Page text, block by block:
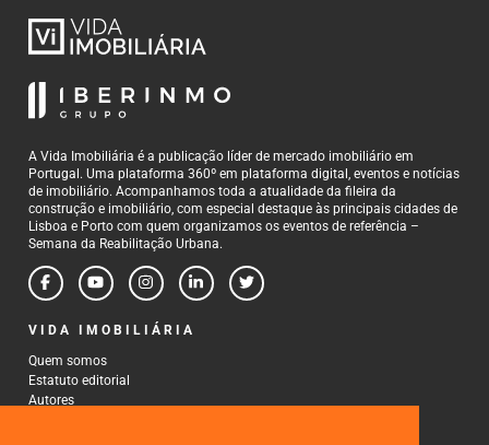
A Vida Imobiliária é a publicação líder de mercado imobiliário em
Portugal. Uma plataforma 360º em plataforma digital, eventos e notícias
de imobiliário. Acompanhamos toda a atualidade da fileira da
construção e imobiliário, com especial destaque às principais cidades de
Lisboa e Porto com quem organizamos os eventos de referência –
Semana da Reabilitação Urbana.
VIDA IMOBILIÁRIA
Quem somos
Estatuto editorial
Autores